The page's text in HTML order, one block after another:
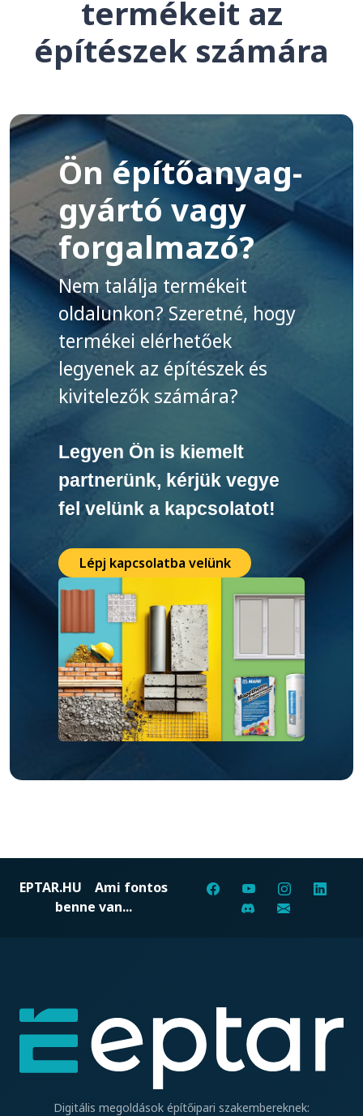
termékeit az
építészek számára
Ön építőanyag-
gyártó vagy
forgalmazó?
Nem találja termékeit
oldalunkon? Szeretné, hogy
termékei elérhetőek
legyenek az építészek és
kivitelezők számára?
Legyen Ön is kiemelt
partnerünk, kérjük vegye
fel velünk a kapcsolatot!
Lépj kapcsolatba velünk
EPTAR.HU Ami fontos
benne van...
Digitális megoldások építőipari szakembereknek: